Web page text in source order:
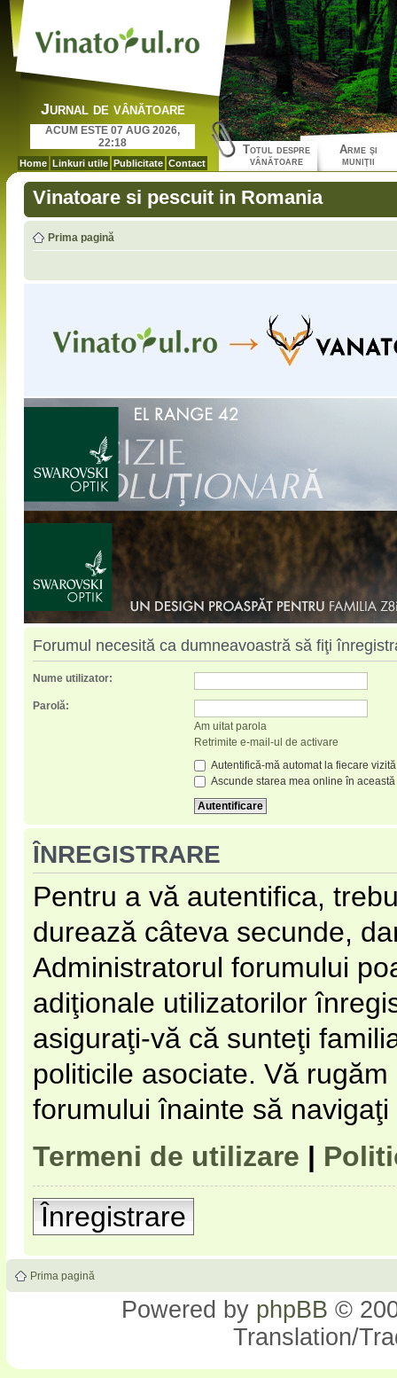
Jurnal de vânătoare
ACUM ESTE 07 AUG 2026,
22:18
Home Linkuri utile Publicitate Contact
Totul despre
vânătoare
Arme şi
muniţii
Vinatoare si pescuit in Romania
Prima pagină
Forumul necesită ca dumneavoastră să fiţi
Nume utilizator:
Parolă:
Am uitat parola
Retrimite e-mail-ul de activare
Autentifică-mă automat la fiecare vizită
Ascunde starea mea online în
ÎNREGISTRARE
Pentru a vă autentifica,
durează câteva secunde,
Administratorul forumului
adiţionale utilizatorilor
asiguraţi-vă că sunteţi
politicile asociate. Vă
forumului înainte să
Termeni de utilizare |
Înregistrare
Prima pagină
Powered by phpBB ©
Translation/